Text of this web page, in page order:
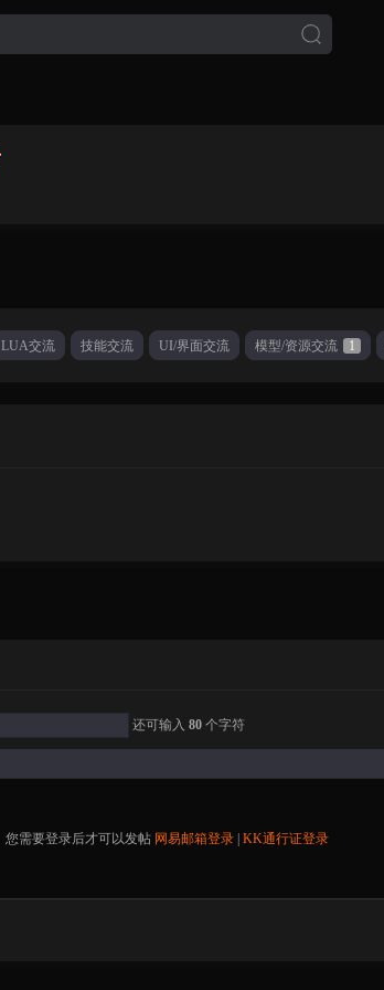
LUA交流 技能交流 UI/界面交流 模型/资源交流 1
还可输入80 个字符
您需要登录后才可以发帖 网易邮箱登录 |KK通行证登录